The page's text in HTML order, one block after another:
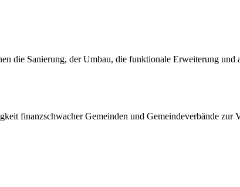
die Sanierung, der Umbau, die funktionale Erweiterung und
finanzschwacher Gemeinden und Gemeindeverbände zur